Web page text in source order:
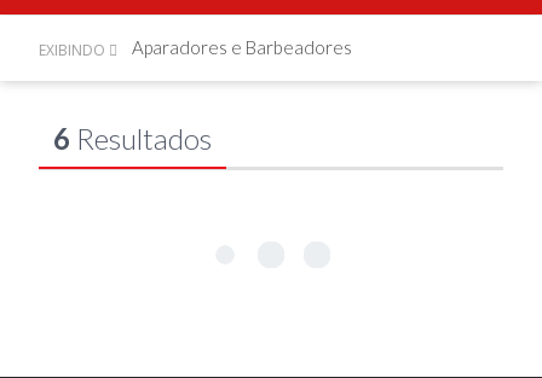
EXIBINDO Aparadores e Barbeadores
6 Resultados